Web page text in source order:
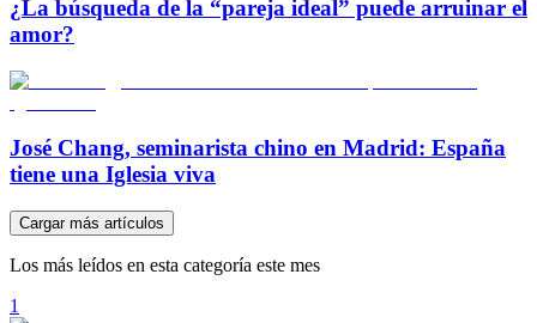
¿La búsqueda de la “pareja ideal” puede arruinar el
amor?
José Chang, seminarista chino en Madrid: España
tiene una Iglesia viva
Cargar más artículos
Los más leídos en esta categoría este mes
1